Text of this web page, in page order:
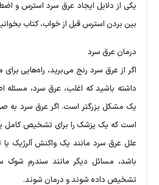
یکی از دلایل ایجاد عرق سرد استرس و
بین بردن استرس قبل از خواب، کتاب
درمان عرق سرد
اگر از عرق سرد رنج می‌برید، راه‌هایی برای
داشته باشید که اغلب، عرق سرد، مسئله
یک مشکل بزرگتر است. اگر عرق سرد به
است که یک پزشک را برای تشخیص کامل
علل عرق سرد مانند یک واکنش آلرژیک
باشد، مسائل دیگر مانند سندرم
تشخیص داده شوند و درمان شوند.